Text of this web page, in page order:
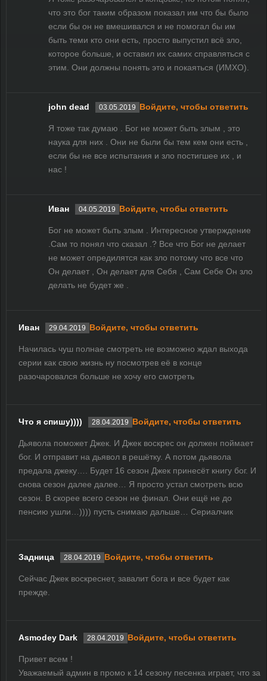
что это бог таким образом показал им что бы было
если бы он не вмешивался и не помогал бы им
быть теми кто они есть, просто выпустил всё зло,
которое больше, и оставил их самих справляться с
этим. Они должны понять это и покаяться (ИМХО).
john dead 03.05.2019 Войдите, чтобы ответить
Я тоже так думаю . Бог не может быть злым , это
наука для них . Они не были бы тем кем они есть ,
если бы не все испытания и зло постигшее их , и
нас !
Иван 04.05.2019 Войдите, чтобы ответить
Бог не может быть злым . Интересное утверждение
.Сам то понял что сказал .? Все что Бог не делает
не может опредилятся как зло потому что все что
Он делает , Он делает для Себя , Сам Себе Он зло
делать не будет же .
Иван 29.04.2019 Войдите, чтобы ответить
Начилась чуш полнае смотреть не возможно ждал выхода
серии как свою жизнь ну посмотрев её в конце
разочаровался больше не хочу его смотреть
Что я спишу)))) 28.04.2019 Войдите, чтобы ответить
Дьявола поможет Джек. И Джек воскрес он должен поймает
бог. И отправит на дьявол в решётку. А потом дьявола
предала джеку…. Будет 16 сезон Джек принесёт книгу бог. И
снова сезон далее далее… Я просто устал смотреть всю
сезон. В скорее всего сезон не финал. Они ещё не до
пенсию ушли…)))) пусть снимаю дальше… Сериалчик
Задница 28.04.2019 Войдите, чтобы ответить
Сейчас Джек воскреснет, завалит бога и все будет как
прежде.
Asmodey Dark 28.04.2019 Войдите, чтобы ответить
Привет всем !
Уважаемый админ в промо к 14 сезону песенка играет, что за